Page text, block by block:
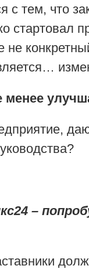
с тем, что
стартовал
менее
–